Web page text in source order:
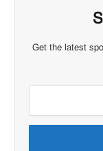
Get the latest